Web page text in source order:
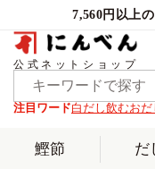
7,560円以上
公式ネットショップ
注目ワード白だし飲むおだ
鰹節 だ